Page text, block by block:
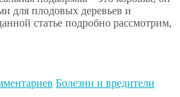
для плодовых деревьев и
статье подробно рассмотрим,
Болезни и вредители